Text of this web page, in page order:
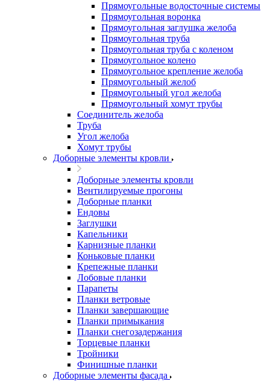
Прямоугольные водосточные системы
Прямоугольная воронка
Прямоугольная заглушка желоба
Прямоугольная труба
Прямоугольная труба c коленом
Прямоугольное колено
Прямоугольное крепление желоба
Прямоугольный желоб
Прямоугольный угол желоба
Прямоугольный хомут трубы
Соединитель желоба
Труба
Угол желоба
Хомут трубы
Доборные элементы кровли
Доборные элементы кровли
Вентилируемые прогоны
Доборные планки
Ендовы
Заглушки
Капельники
Карнизные планки
Коньковые планки
Крепежные планки
Лобовые планки
Парапеты
Планки ветровые
Планки завершающие
Планки примыкания
Планки снегозадержания
Торцевые планки
Тройники
Финишные планки
Доборные элементы фасада